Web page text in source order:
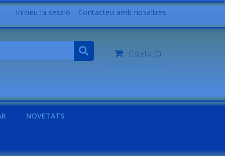
Inicieu la sessió Contacteu amb nosaltres
Cistella (0)
NOVETATS